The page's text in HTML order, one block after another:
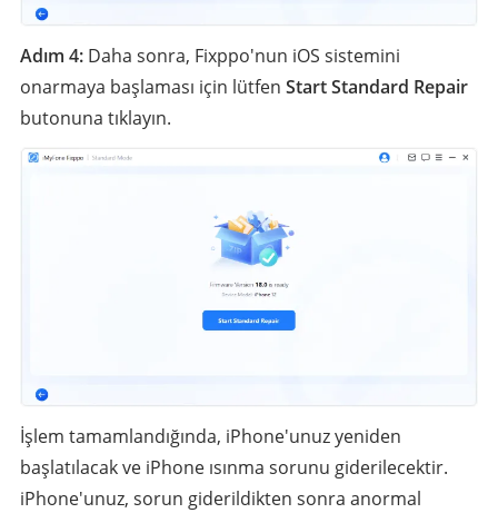
Adım 4: Daha sonra, Fixppo'nun iOS sistemini
onarmaya başlaması için lütfen Start Standard Repair
butonuna tıklayın.
İşlem tamamlandığında, iPhone'unuz yeniden
başlatılacak ve iPhone ısınma sorunu giderilecektir.
iPhone'unuz, sorun giderildikten sonra anormal